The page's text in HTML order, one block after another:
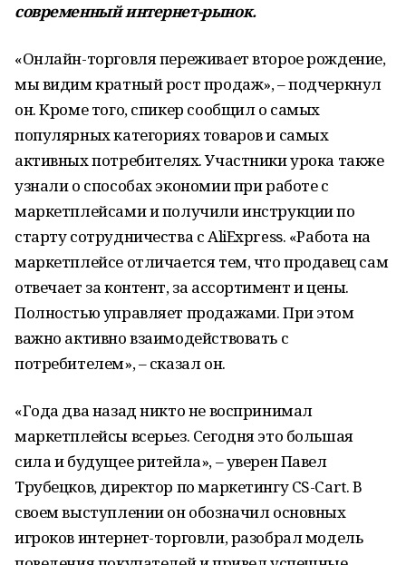
современный интернет-рынок.
«Онлайн-торговля переживает второе рождение,
мы видим кратный рост продаж», – подчеркнул
он. Кроме того, спикер сообщил о самых
популярных категориях товаров и самых
активных потребителях. Участники урока также
узнали о способах экономии при работе с
маркетплейсами и получили инструкции по
старту сотрудничества с AliExpress. «Работа на
маркетплейсе отличается тем, что продавец сам
отвечает за контент, за ассортимент и цены.
Полностью управляет продажами. При этом
важно активно взаимодействовать с
потребителем», – сказал он.
«Года два назад никто не воспринимал
маркетплейсы всерьез. Сегодня это большая
сила и будущее ритейла», – уверен Павел
Трубецков, директор по маркетингу CS-Cart. В
своем выступлении он обозначил основных
игроков интернет-торговли, разобрал модель